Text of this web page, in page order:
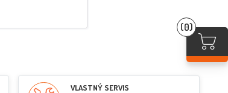
(0)
VLASTNÝ SERVIS